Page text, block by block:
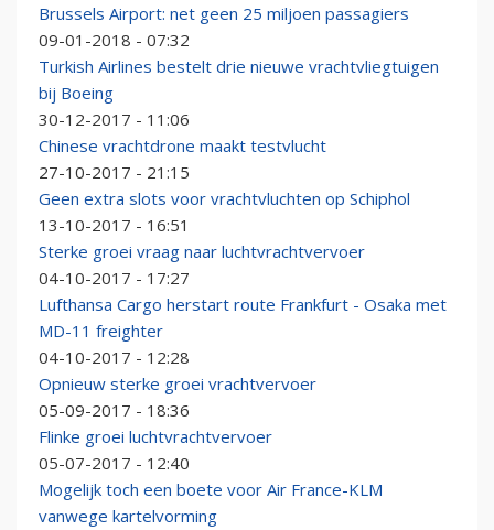
Brussels Airport: net geen 25 miljoen passagiers
09-01-2018 - 07:32
Turkish Airlines bestelt drie nieuwe vrachtvliegtuigen
bij Boeing
30-12-2017 - 11:06
Chinese vrachtdrone maakt testvlucht
27-10-2017 - 21:15
Geen extra slots voor vrachtvluchten op Schiphol
13-10-2017 - 16:51
Sterke groei vraag naar luchtvrachtvervoer
04-10-2017 - 17:27
Lufthansa Cargo herstart route Frankfurt - Osaka met
MD-11 freighter
04-10-2017 - 12:28
Opnieuw sterke groei vrachtvervoer
05-09-2017 - 18:36
Flinke groei luchtvrachtvervoer
05-07-2017 - 12:40
Mogelijk toch een boete voor Air France-KLM
vanwege kartelvorming